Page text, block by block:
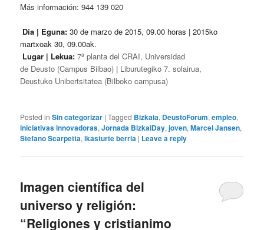
Más información: 944 139 020
Día | Eguna: 30 de marzo de 2015, 09.00 horas | 2015ko
martxoak 30, 09.00ak.
Lugar | Lekua:7ª planta del CRAI, Universidad
de Deusto (Campus Bilbao) | Liburutegiko 7. solairua,
Deustuko Unibertsitatea (Bilboko campusa)
Posted in Sin categorizar |Tagged Bizkaia, DeustoForum,empleo,
iniciativas innovadoras,Jornada BizkaiDay,joven,Marcel Jansen,
Stefano Scarpetta,ikasturte berria | Leave a reply
Imagen científica del
universo y religión:
“Religiones y cristianimo